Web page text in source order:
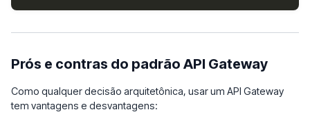
Prós e contras do padrão API Gateway
Como qualquer decisão arquitetônica, usar um API Gateway
tem vantagens e desvantagens: